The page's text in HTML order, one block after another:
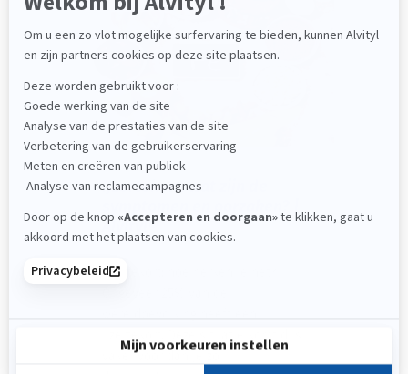
IJzertekort: wat zijn de
symptomen en oorzaken? |
Alvityl®
IJzertekort: hoe herken je het?
ijzertekort. Deze situatie komt dus
vaker voor dan je zou